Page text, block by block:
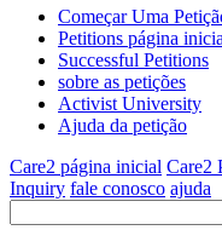
Começar Uma
Petitions página
Successful Petitions
sobre as petições
Activist University
Ajuda da petição
Care2 página inicial Care2
Inquiry fale conosco ajuda